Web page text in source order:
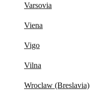
Varsovia
Viena
Vigo
Vilna
Wroclaw (Breslavia)